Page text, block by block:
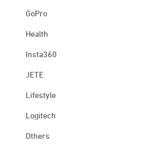
GoPro
Health
Insta360
JETE
Lifestyle
Logitech
Others